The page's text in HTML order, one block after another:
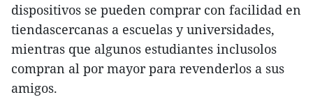
dispositivos se pueden comprar con facilidad en
tiendascercanas a escuelas y universidades,
mientras que algunos estudiantes inclusolos
compran al por mayor para revenderlos a sus
amigos.